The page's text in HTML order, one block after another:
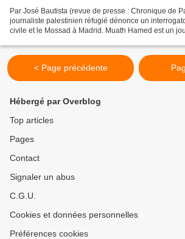
Par José Bautista (revue de presse : Chronique de
journaliste palestinien réfugié dénonce un
civile et le Mossad à Madrid. Muath Hamed est un
< Page précédente
Hébergé par Overblog
Top articles
Pages
Contact
Signaler un abus
C.G.U.
Cookies et données personnelles
Préférences cookies